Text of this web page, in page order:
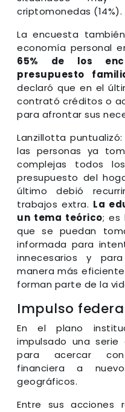
criptomonedas (14%).
La encuesta
economía personal
65% de los
presupuesto
declaró que en el
contrató créditos o
para afrontar sus
Lanzillotta
las personas ya
complejas todos
presupuesto del
último debió
trabajos extra. La
un tema teórico; es
que se puedan
informada para
innecesarios y
manera más
forman parte de la
Impulso
En el plano
impulsado una
para acercar
financiera a
geográficos.
Entre sus acciones